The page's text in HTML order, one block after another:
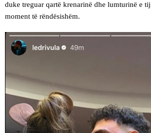
duke treguar qartë krenarinë dhe lumturinë e
moment të rëndësishëm.